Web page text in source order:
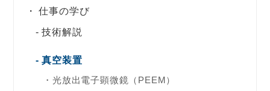
仕事の学び
技術解説
真空装置
光放出電子顕微鏡（PEEM）